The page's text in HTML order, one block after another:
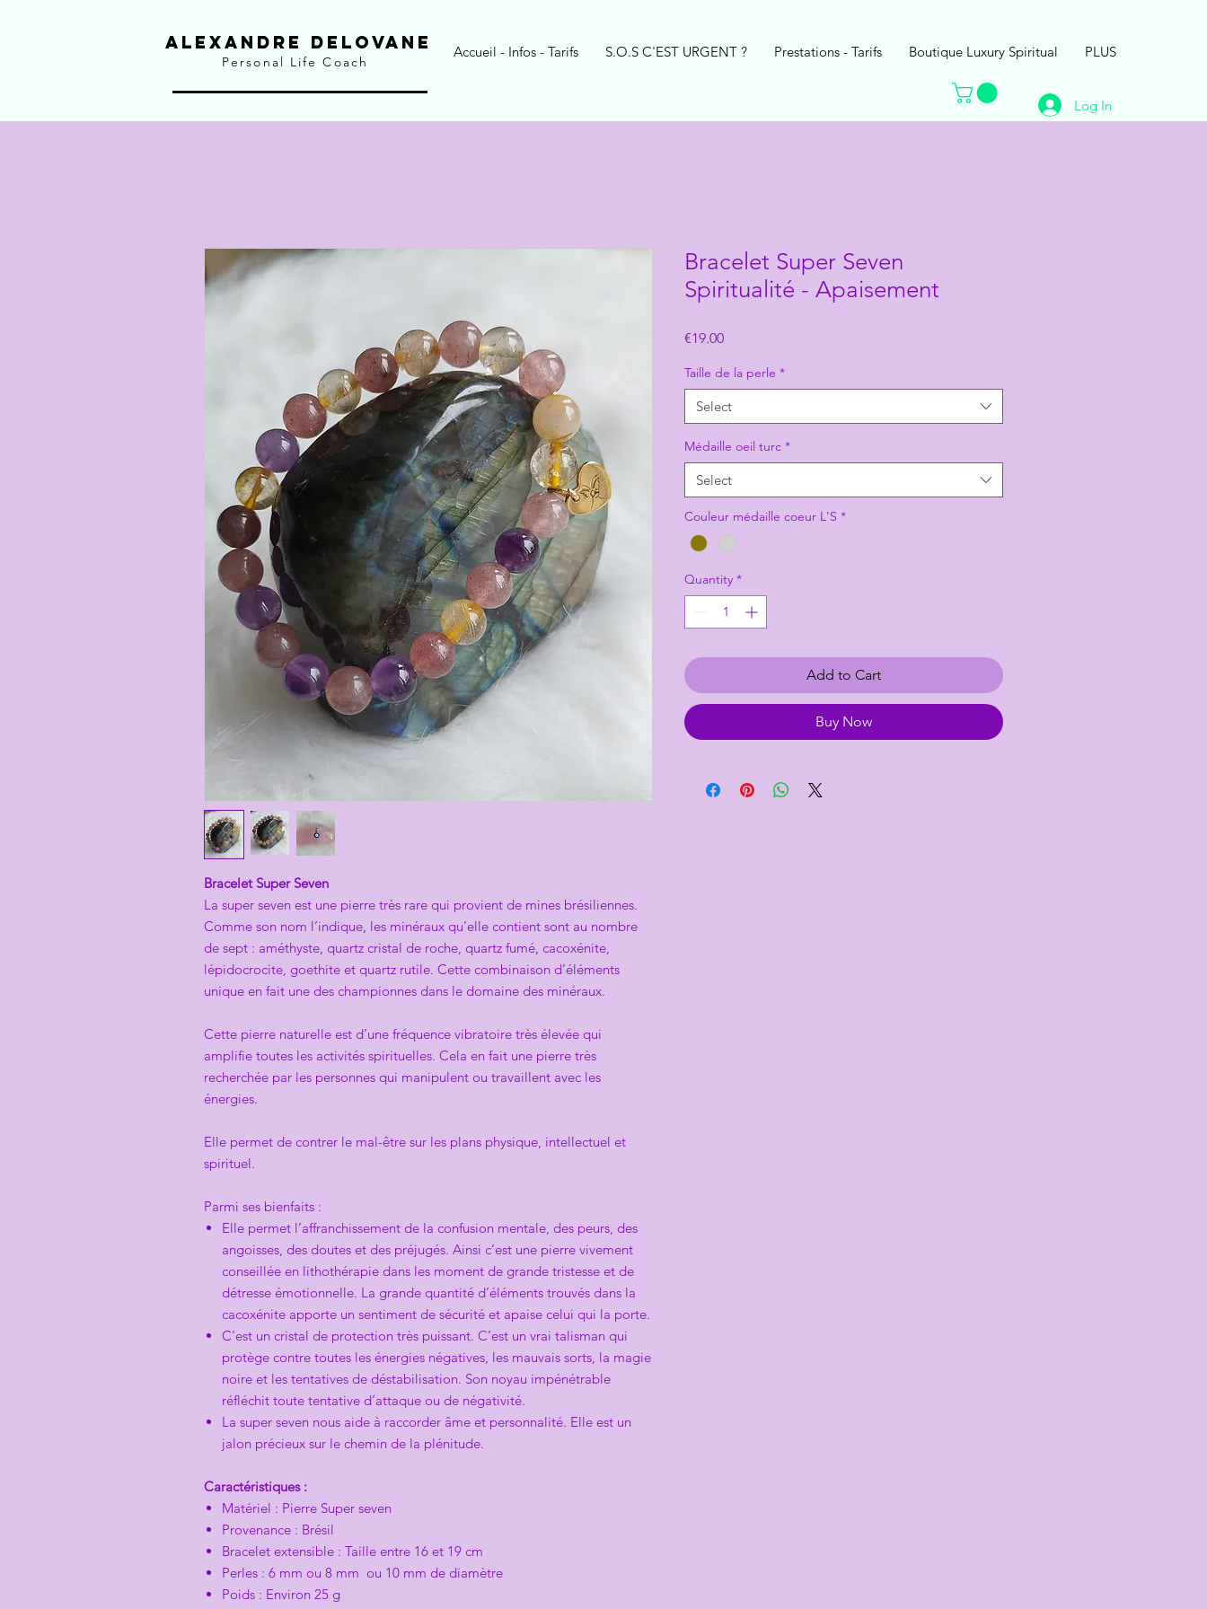
ALEXANDRE DELOVANE
Personal Life Coach
Accueil - Infos - Tarifs S.O.S C'EST URGENT ? Prestations - Tarifs Boutique Luxury Spiritual PLUS
Log In
Bracelet Super Seven
La super seven est une pierre très rare qui provient de mines brésiliennes.
Comme son nom l’indique, les minéraux qu’elle contient sont au nombre
de sept : améthyste, quartz cristal de roche, quartz fumé, cacoxénite,
lépidocrocite, goethite et quartz rutile. Cette combinaison d’éléments
unique en fait une des championnes dans le domaine des minéraux.
Cette pierre naturelle est d’une fréquence vibratoire très élevée qui
amplifie toutes les activités spirituelles. Cela en fait une pierre très
recherchée par les personnes qui manipulent ou travaillent avec les
énergies.
Elle permet de contrer le mal-être sur les plans physique, intellectuel et
spirituel.
Parmi ses bienfaits :
Elle permet l’affranchissement de la confusion mentale, des peurs, des
angoisses, des doutes et des préjugés. Ainsi c’est une pierre vivement
conseillée en lithothérapie dans les moment de grande tristesse et de
détresse émotionnelle. La grande quantité d’éléments trouvés dans la
cacoxénite apporte un sentiment de sécurité et apaise celui qui la porte.
C’est un cristal de protection très puissant. C’est un vrai talisman qui
protège contre toutes les énergies négatives, les mauvais sorts, la magie
noire et les tentatives de déstabilisation. Son noyau impénétrable
réfléchit toute tentative d’attaque ou de négativité.
La super seven nous aide à raccorder âme et personnalité. Elle est un
jalon précieux sur le chemin de la plénitude.
Caractéristiques :
Matériel : Pierre Super seven
Provenance : Brésil
Bracelet extensible : Taille entre 16 et 19 cm
Perles : 6 mm ou 8 mm ou 10 mm de diamètre
Poids : Environ 25 g
Bracelet Super Seven
Spiritualité - Apaisement
€19.00Price
Taille de la perle *
Select
Médaille oeil turc *
Select
Couleur médaille coeur L'S *
Quantity *
Add to Cart
Buy Now